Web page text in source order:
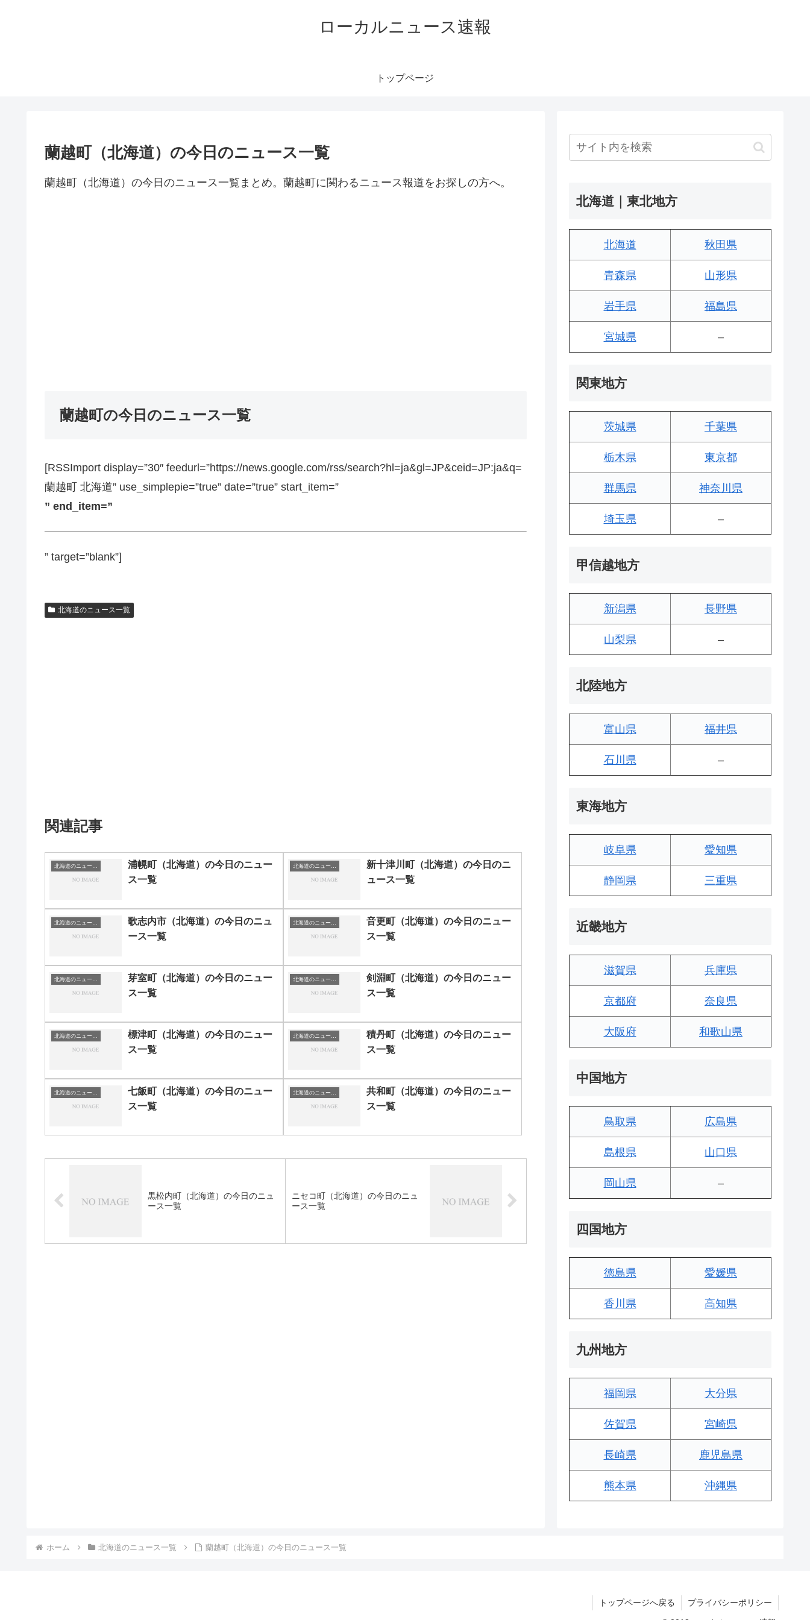
ローカルニュース速報
トップページ
蘭越町（北海道）の今日のニュース一覧
蘭越町（北海道）の今日のニュース一覧まとめ。蘭越町に関わるニュース報道をお探しの方へ。
蘭越町の今日のニュース一覧
[RSSImport display=”30″ feedurl=”https://news.google.com/rss/search?hl=ja&gl=JP&ceid=JP:ja&q=
蘭越町 北海道” use_simplepie=”true” date=”true” start_item=”
” end_item=”
” target=”blank”]
北海道のニュース一覧
関連記事
北海道のニュース一覧
浦幌町（北海道）の今日のニュー
ス一覧
北海道のニュース一覧
新十津川町（北海道）の今日のニ
ュース一覧
北海道のニュース一覧
歌志内市（北海道）の今日のニュ
ース一覧
北海道のニュース一覧
音更町（北海道）の今日のニュー
ス一覧
北海道のニュース一覧
芽室町（北海道）の今日のニュー
ス一覧
北海道のニュース一覧
剣淵町（北海道）の今日のニュー
ス一覧
北海道のニュース一覧
標津町（北海道）の今日のニュー
ス一覧
北海道のニュース一覧
積丹町（北海道）の今日のニュー
ス一覧
北海道のニュース一覧
七飯町（北海道）の今日のニュー
ス一覧
北海道のニュース一覧
共和町（北海道）の今日のニュー
ス一覧
黒松内町（北海道）の今日のニュ
ース一覧
ニセコ町（北海道）の今日のニュ
ース一覧
北海道｜東北地方
北海道 秋田県
青森県 山形県
岩手県 福島県
宮城県 –
関東地方
茨城県 千葉県
栃木県 東京都
群馬県 神奈川県
埼玉県 –
甲信越地方
新潟県 長野県
山梨県 –
北陸地方
富山県 福井県
石川県 –
東海地方
岐阜県 愛知県
静岡県 三重県
近畿地方
滋賀県 兵庫県
京都府 奈良県
大阪府 和歌山県
中国地方
鳥取県 広島県
島根県 山口県
岡山県 –
四国地方
徳島県 愛媛県
香川県 高知県
九州地方
福岡県 大分県
佐賀県 宮崎県
長崎県 鹿児島県
熊本県 沖縄県
ホーム 北海道のニュース一覧 蘭越町（北海道）の今日のニュース一覧
トップページへ戻る プライバシーポリシー